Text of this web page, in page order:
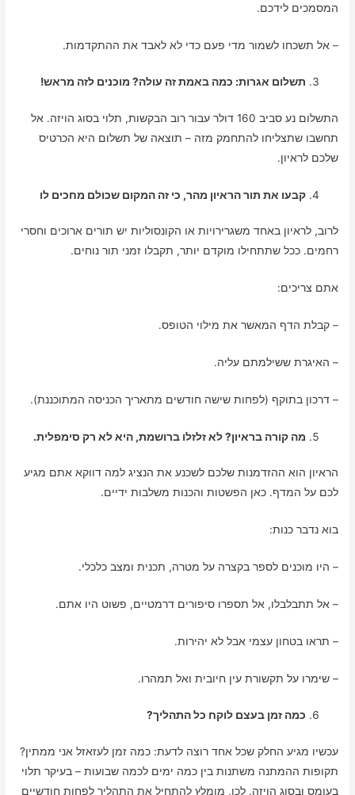
המסמכים לידכם.
– אל תשכחו לשמור מדי פעם כדי לא לאבד את ההתקדמות.
תשלום אגרות: כמה באמת זה עולה? מוכנים לזה מראש!
התשלום נע סביב 160 דולר עבור רוב הבקשות, תלוי בסוג הויזה. אל
תחשבו שתצליחו להתחמק מזה – תוצאה של תשלום היא הכרטיס
שלכם לראיון.
קבעו את תור הראיון מהר, כי זה המקום שכולם מחכים לו
לרוב, לראיון באחד משגרירויות או הקונסוליות יש תורים ארוכים וחסרי
רחמים. ככל שתתחילו מוקדם יותר, תקבלו זמני תור נוחים.
אתם צריכים:
– קבלת הדף המאשר את מילוי הטופס.
– האיגרת ששילמתם עליה.
– דרכון בתוקף (לפחות שישה חודשים מתאריך הכניסה המתוכננת).
מה קורה בראיון? לא זלזלו ברושמת, היא לא רק סימפלית.
הראיון הוא ההזדמנות שלכם לשכנע את הנציג למה דווקא אתם מגיע
לכם על המדף. כאן הפשטות והכנות משלבות ידיים.
בוא נדבר כנות:
– היו מוכנים לספר בקצרה על מטרה, תכנית ומצב כלכלי.
– אל תתבלבלו, אל תספרו סיפורים דרמטיים, פשוט היו אתם.
– תראו בטחון עצמי אבל לא יהירות.
– שימרו על תקשורת עין חיובית ואל תמהרו.
כמה זמן בעצם לוקח כל התהליך?
עכשיו מגיע החלק שכל אחד רוצה לדעת: כמה זמן לעזאזל אני ממתין?
תקופות ההמתנה משתנות בין כמה ימים לכמה שבועות – בעיקר תלוי
בעומס ובסוג הויזה. לכן, מומלץ להתחיל את התהליך לפחות חודשיים